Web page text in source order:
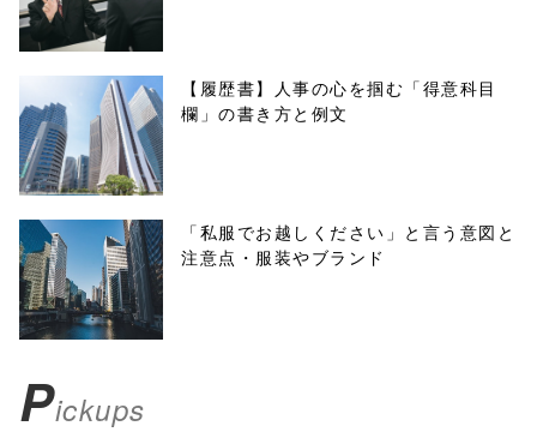
w.open(this.hre
f, 'Gwindow',
'width=550,
height=450,
menubar=no,
toolbar=no,
scrollbars=yes'
false;"> シェア
【履歴書】人事の心を掴む「得意科目
欄」の書き方と例文
「私服でお越しください」と言う意図と
注意点・服装やブランド
Pickups